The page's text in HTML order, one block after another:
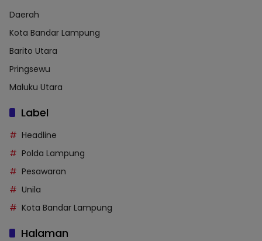
Daerah
Kota Bandar Lampung
Barito Utara
Pringsewu
Maluku Utara
Label
Headline
Polda Lampung
Pesawaran
Unila
Kota Bandar Lampung
Halaman